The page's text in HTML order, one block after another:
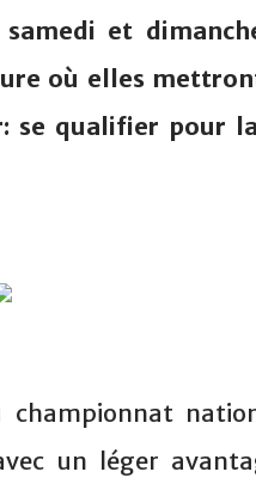
et
où elles
se qualifier pour
championnat
un léger